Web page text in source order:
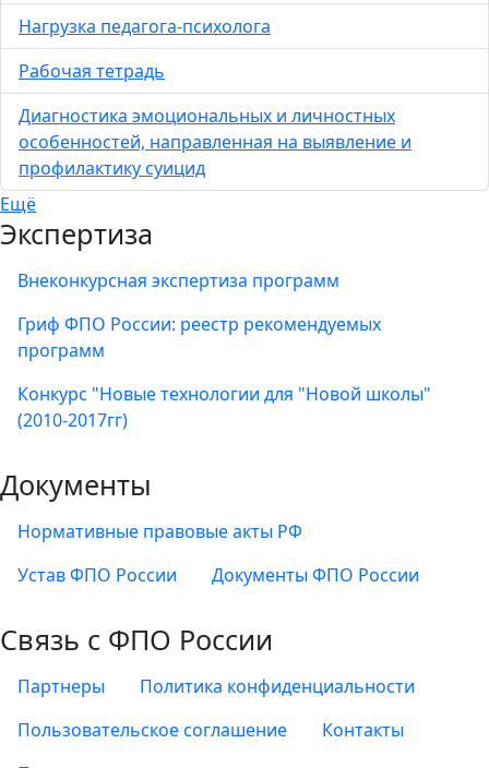
Нагрузка педагога-психолога
Рабочая тетрадь
Диагностика эмоциональных и личностных
особенностей, направленная на выявление и
профилактику суицид
Ещё
Экспертиза
Внеконкурсная экспертиза программ
Гриф ФПО России: реестр рекомендуемых
программ
Конкурс "Новые технологии для "Новой школы"
(2010-2017гг)
Документы
Нормативные правовые акты РФ
Устав ФПО России
Документы ФПО России
Связь с ФПО России
Партнеры
Политика конфиденциальности
Пользовательское соглашение
Контакты